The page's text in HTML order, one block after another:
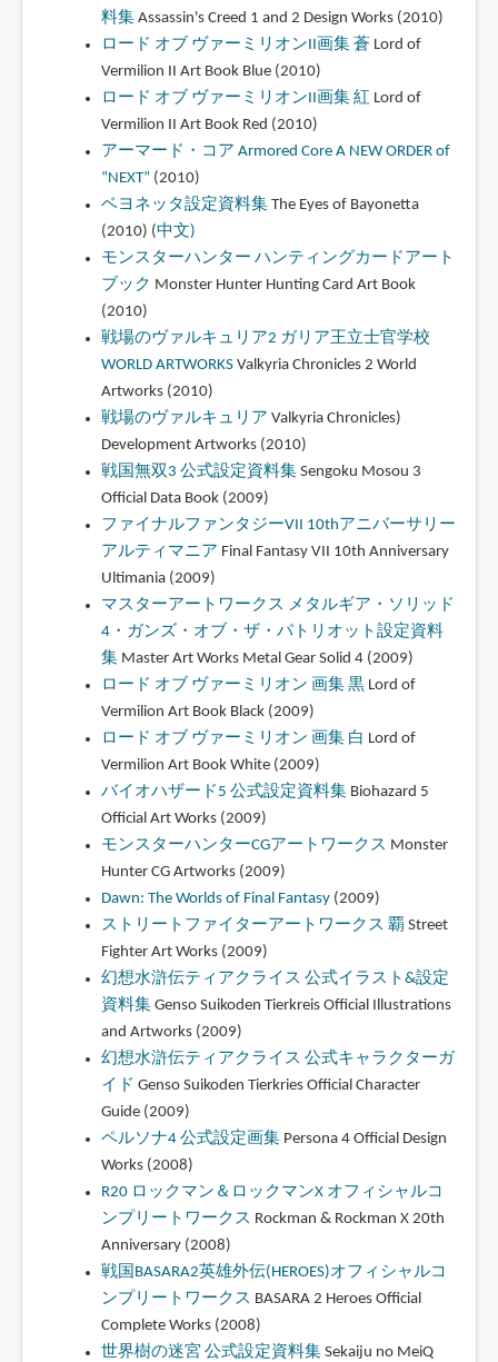
料集Assassin's Creed 1 and 2 Design Works (2010)
ロード オブ ヴァーミリオンII画集 蒼 Lord of
Vermilion II Art Book Blue (2010)
ロード オブ ヴァーミリオンII画集 紅
Lord of
Vermilion II Art Book Red (2010)
アーマード・コア Armored Core A NEW ORDER of
“NEXT”(2010)
ベヨネッタ設定資料集The Eyes of Bayonetta
(2010) (中文)
モンスターハンター ハンティングカードアート
ブック Monster Hunter Hunting Card Art Book
(2010)
戦場のヴァルキュリア2 ガリア王立士官学校
WORLD ARTWORKSValkyria Chronicles 2 World
Artworks (2010)
戦場のヴァルキュリア Valkyria Chronicles)
Development Artworks (2010)
戦国無双3 公式設定資料集Sengoku Mosou 3
Official Data Book (2009)
ファイナルファンタジーVII 10thアニバーサリー
アルティマニア Final Fantasy VII 10th Anniversary
Ultimania (2009)
マスターアートワークス メタルギア・ソリッド
4・ガンズ・オブ・ザ・パトリオット設定資料
集Master Art Works Metal Gear Solid 4 (2009)
ロード オブ ヴァーミリオン 画集 黒Lord of
Vermilion Art Book Black (2009)
ロード オブ ヴァーミリオン 画集 白 Lord of
Vermilion Art Book White (2009)
バイオハザード5 公式設定資料集Biohazard 5
Official Art Works (2009)
モンスターハンターCGアートワークス Monster
Hunter CG Artworks (2009)
Dawn: The Worlds of Final Fantasy(2009)
ストリートファイターアートワークス 覇 Street
Fighter Art Works (2009)
幻想水滸伝ティアクライス 公式イラスト&設定
資料集Genso Suikoden Tierkreis Official Illustrations
and Artworks (2009)
幻想水滸伝ティアクライス 公式キャラクターガ
イド Genso Suikoden Tierkries Official Character
Guide (2009)
ペルソナ4 公式設定画集Persona 4 Official Design
Works (2008)
R20 ロックマン＆ロックマンX オフィシャルコ
ンプリートワークス Rockman & Rockman X 20th
Anniversary (2008)
戦国BASARA2英雄外伝(HEROES)オフィシャルコ
ンプリートワークス BASARA 2 Heroes Official
Complete Works (2008)
世界樹の迷宮 公式設定資料集Sekaiju no MeiQ